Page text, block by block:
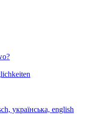
українська, english